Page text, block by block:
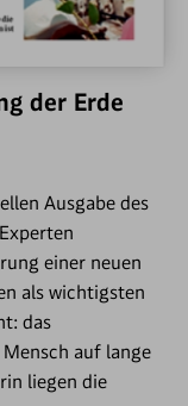
der Erde
Ausgabe des
einer neuen
als wichtigsten
das
auf lange
liegen die